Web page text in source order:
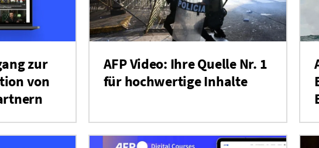
zur
von
AFP Video: Ihre Quelle Nr. 1
für hochwertige Inhalte